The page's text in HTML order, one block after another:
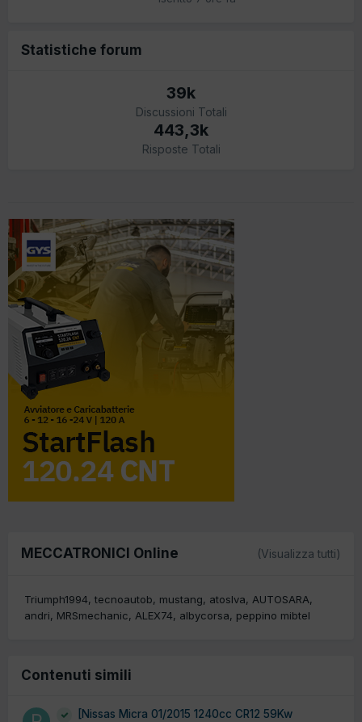
Statistiche forum
39k
Discussioni Totali
443,3k
Risposte Totali
MECCATRONICI Online (Visualizza tutti)
Triumph1994 tecnoautob mustang atoslva AUTOSARA
andri
MRSmechanic ALEX74 albycorsa peppino mibtel
Contenuti simili
[Nissas Micra 01/2015 1240cc CR12 59Kw